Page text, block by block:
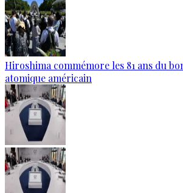
Hiroshima commémore les 81 ans du
atomique américain